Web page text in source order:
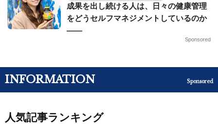
成果を出し続ける人は、日々の健康管理
をどうセルフマネジメントしているのか
——
Sponsored
INFORMATION Sponsored
人気記事ランキング